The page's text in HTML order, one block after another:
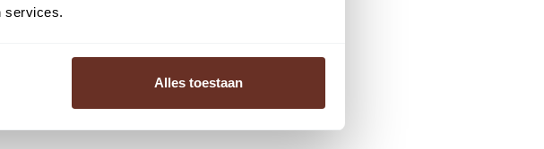
services.
Alles toestaan